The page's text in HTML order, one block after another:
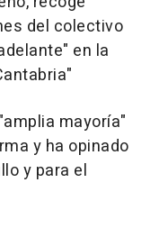
del colectivo
en la
mayoría"
y ha opinado
y para el